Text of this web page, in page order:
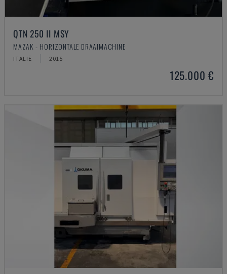
QTN 250 II MSY
MAZAK - HORIZONTALE DRAAIMACHINE
ITALIË 2015
125.000 €